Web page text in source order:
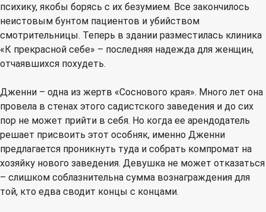
психику, якобы борясь с их безумием. Все закончилось
неистовым бунтом пациентов и убийством
смотрительницы. Теперь в здании разместилась клиника
«К прекрасной себе» – последняя надежда для женщин,
отчаявшихся похудеть.
Дженни – одна из жертв «Соснового края». Много лет она
провела в стенах этого садистского заведения и до сих
пор не может прийти в себя. Но когда ее арендодатель
решает присвоить этот особняк, именно Дженни
предлагается проникнуть туда и собрать компромат на
хозяйку нового заведения. Девушка не может отказаться
– слишком соблазнительна сумма вознаграждения для
той, кто едва сводит концы с концами.